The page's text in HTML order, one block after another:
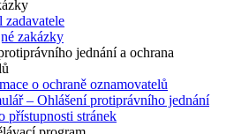
zadavatele
zakázky
jednání a ochrana
o ochraně oznamovatelů
– Ohlášení protiprávního jednání
přístupnosti stránek